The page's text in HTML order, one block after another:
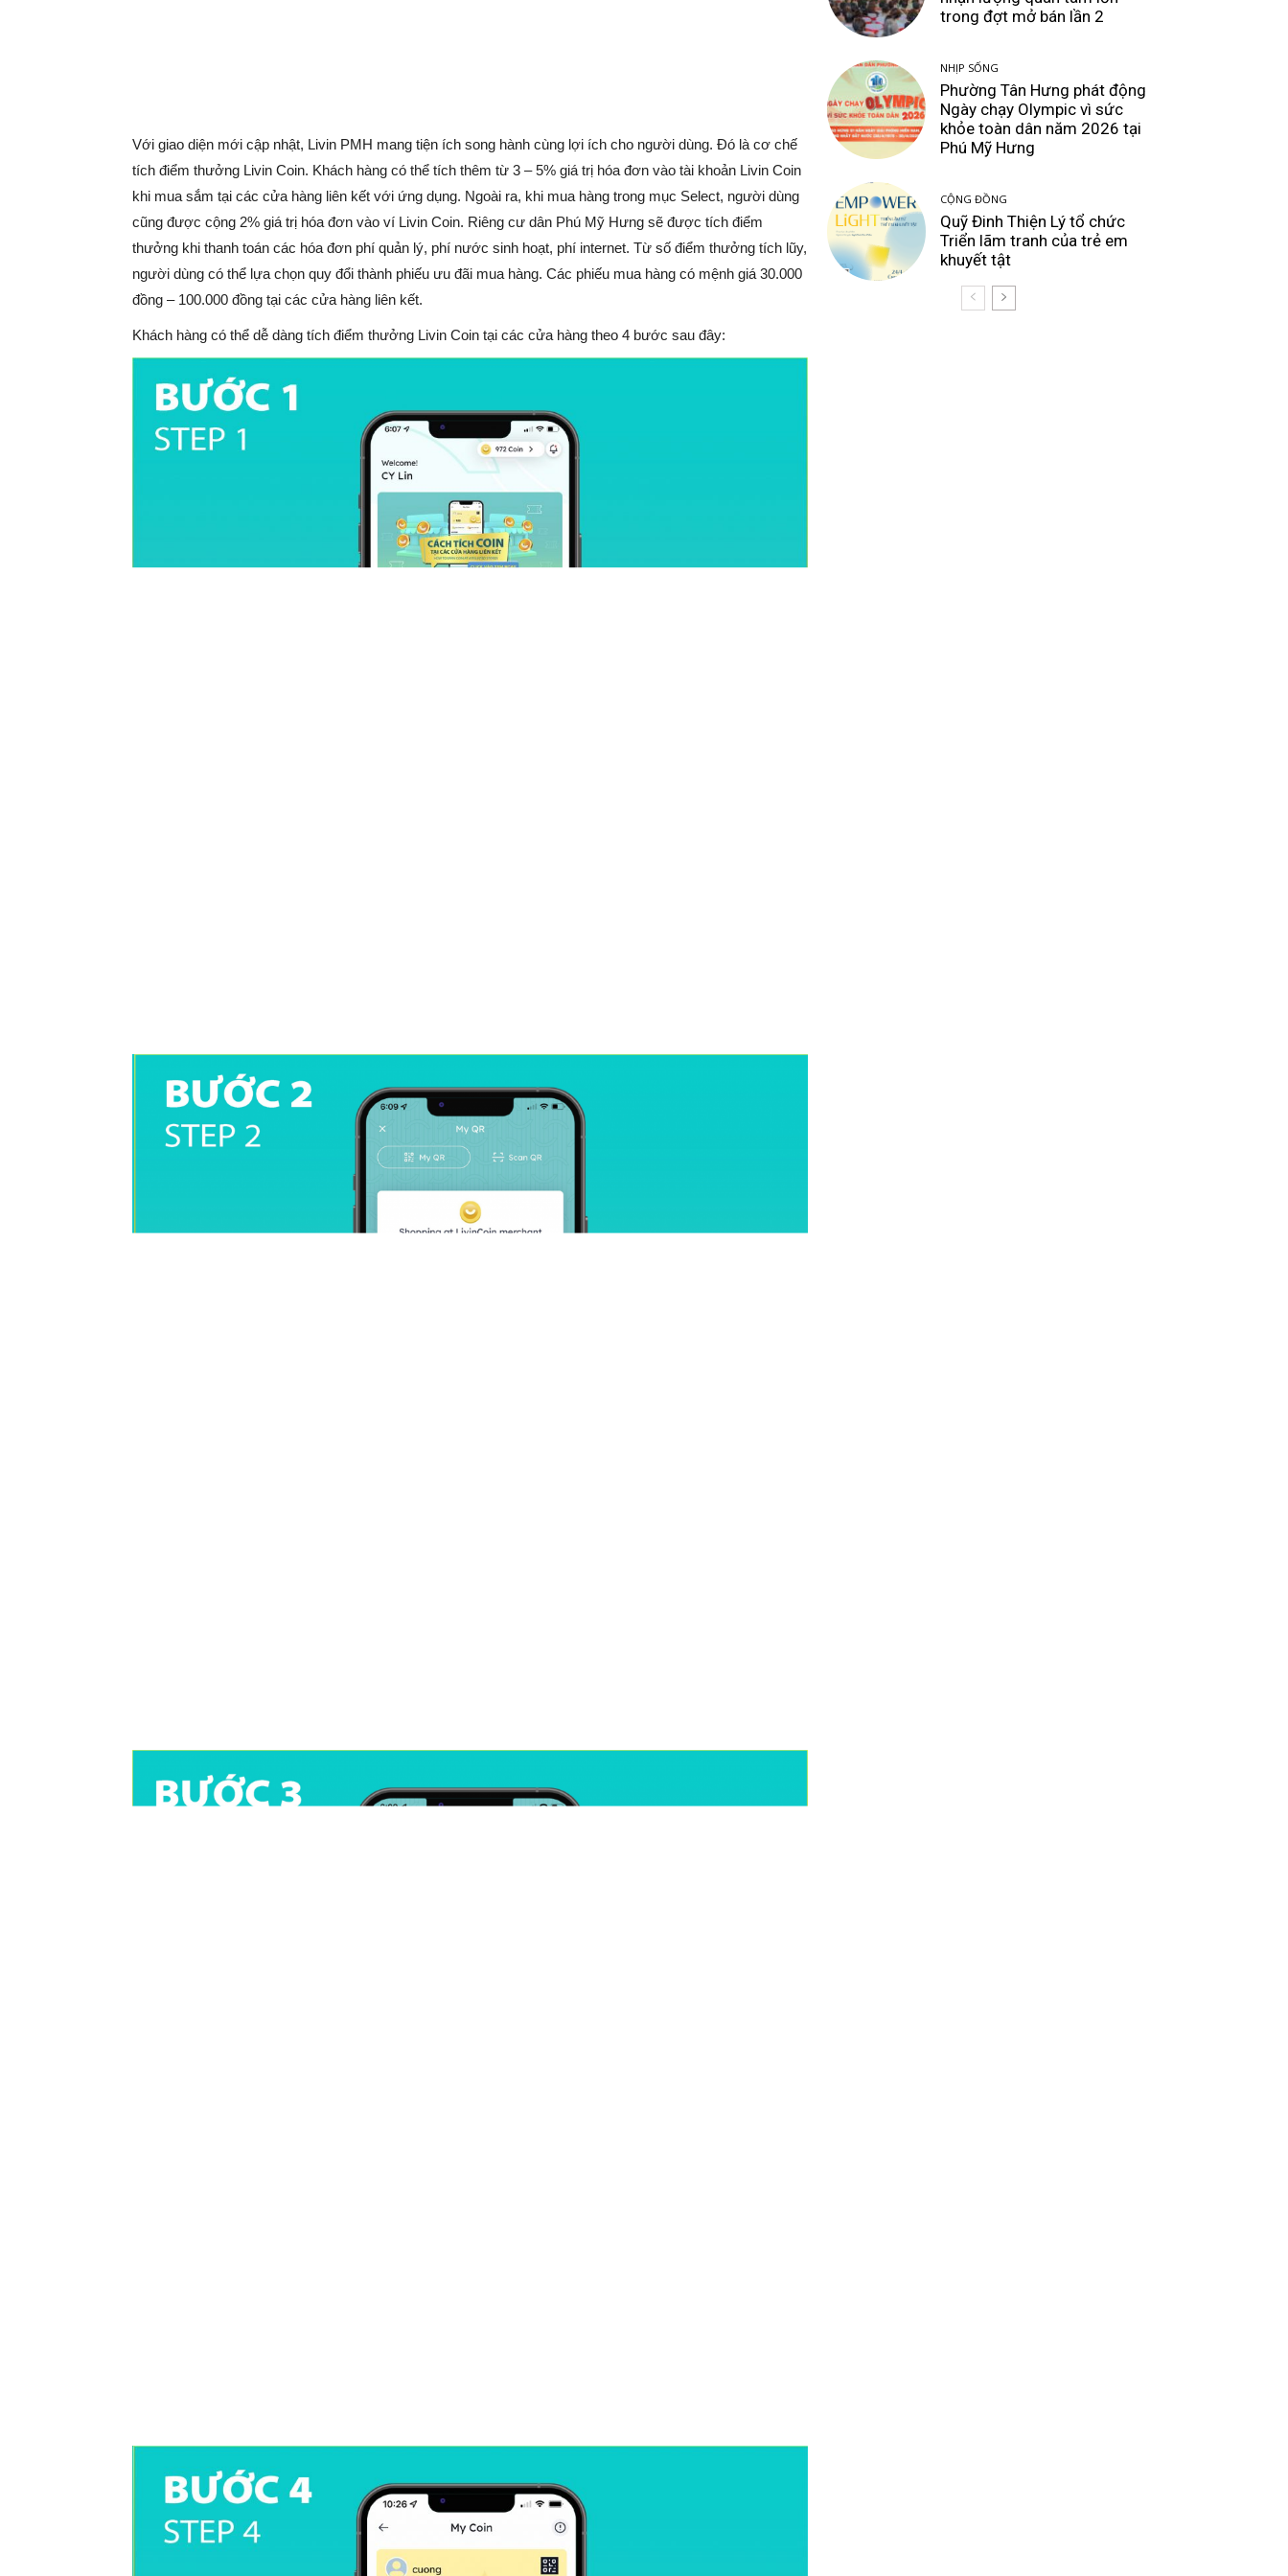
Với giao diện mới cập nhật, Livin PMH mang tiện ích song hành cùng lợi ích cho người dùng. Đó là cơ chế
tích điểm thưởng Livin Coin. Khách hàng có thể tích thêm từ 3 – 5% giá trị hóa đơn vào tài khoản Livin Coin
khi mua sắm tại các cửa hàng liên kết với ứng dụng. Ngoài ra, khi mua hàng trong mục Select, người dùng
cũng được cộng 2% giá trị hóa đơn vào ví Livin Coin. Riêng cư dân Phú Mỹ Hưng sẽ được tích điểm
thưởng khi thanh toán các hóa đơn phí quản lý, phí nước sinh hoạt, phí internet. Từ số điểm thưởng tích lũy,
người dùng có thể lựa chọn quy đổi thành phiếu ưu đãi mua hàng. Các phiếu mua hàng có mệnh giá 30.000
đồng – 100.000 đồng tại các cửa hàng liên kết.
Khách hàng có thể dễ dàng tích điểm thưởng Livin Coin tại các cửa hàng theo 4 bước sau đây:
trong đợt mở bán lần 2
NHỊP SỐNG
Phường Tân Hưng phát động
Ngày chạy Olympic vì sức
khỏe toàn dân năm 2026 tại
Phú Mỹ Hưng
CỘNG ĐỒNG
Quỹ Đinh Thiện Lý tổ chức
Triển lãm tranh của trẻ em
khuyết tật